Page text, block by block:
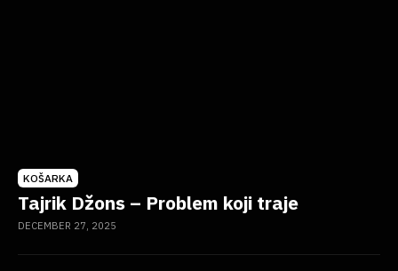
KOŠARKA
Tajrik Džons – Problem koji traje
DECEMBER 27, 2025